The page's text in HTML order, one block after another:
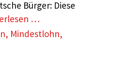
Bürger: Diese
…
, Mindestlohn,